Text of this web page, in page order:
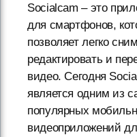
Socialcam – это
для смартфонов,
позволяет легко
редактировать и
видео. Сегодня
является одним из
популярных
видеоприложений